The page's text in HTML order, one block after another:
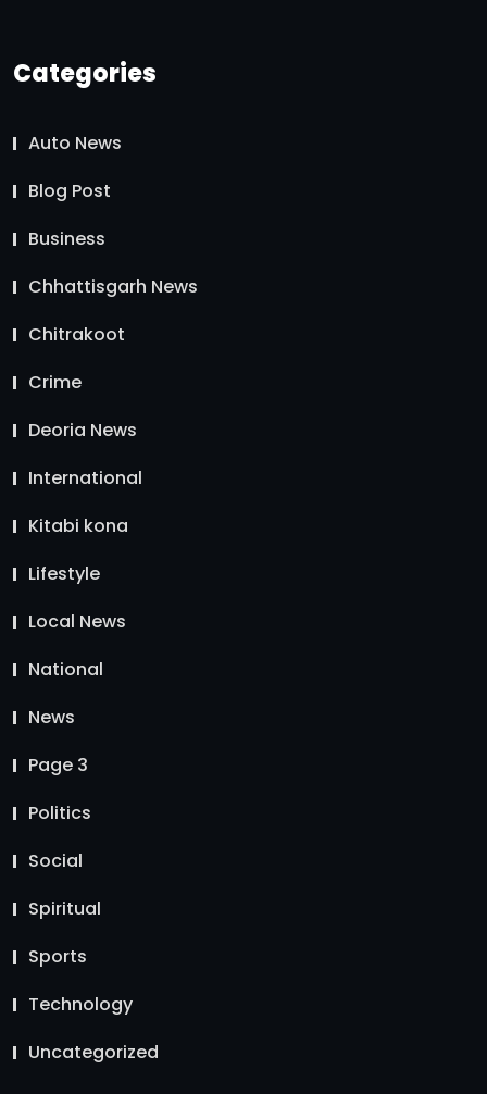
Categories
Auto News
Blog Post
Business
Chhattisgarh News
Chitrakoot
Crime
Deoria News
International
Kitabi kona
Lifestyle
Local News
National
News
Page 3
Politics
Social
Spiritual
Sports
Technology
Uncategorized